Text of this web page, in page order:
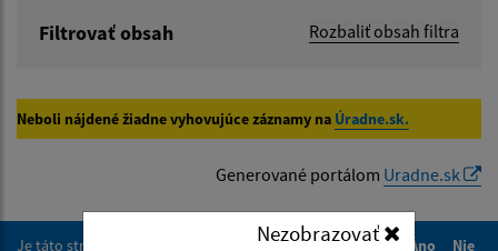
Nezobrazovať
Filtrovať obsah
Rozbaliť obsah filtra
Hľadať v:
Typ dátumu:
Neboli nájdené žiadne vyhovujúce záznamy na Úradne.sk.
Generované portálom Uradne.sk
Je táto stránka užitočná?
Áno
Nie